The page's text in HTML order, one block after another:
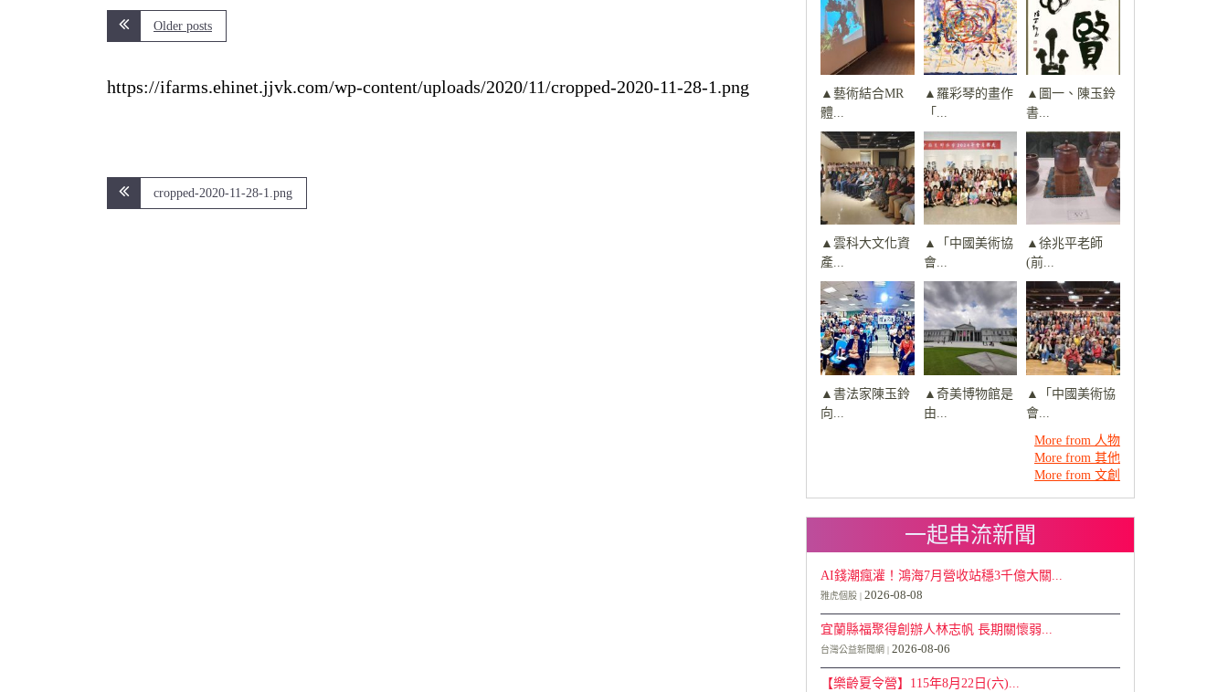
Older posts
https://ifarms.ehinet.jjvk.com/wp-content/uploads/2020/11/cropped-2020-11-28-1.png
文
cropped-2020-11-28-1.png
▲藝術結合MR
體...
▲羅彩琴的畫作
「...
▲圖一、陳玉鈴
書...
▲雲科大文化資
產...
▲「中國美術協
會...
▲徐兆平老師
(前...
▲書法家陳玉鈴
向...
▲奇美博物館是
由...
▲「中國美術協
會...
More from 人物
More from 其他
More from 文創
一起串流新聞
AI錢潮瘋灌！鴻海7月營收站穩3千億大關...
雅虎個股 2026-08-08
宜蘭縣福聚得創辦人林志帆 長期關懷弱...
台灣公益新聞網 2026-08-06
【樂齡夏令營】115年8月22日(六)...